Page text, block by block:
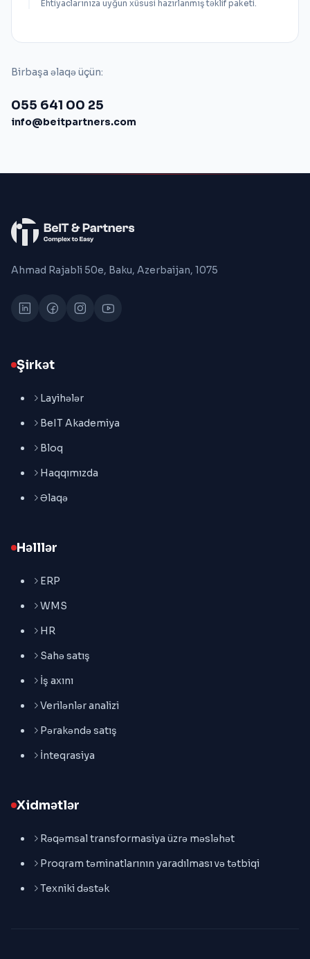
Ehtiyaclarınıza uyğun xüsusi hazırlanmış təklif paketi.
Birbaşa əlaqə üçün:
055 641 00 25
info@beitpartners.com
Ahmad Rajabli 50e, Baku, Azerbaijan, 1075
Şirkət
Layihələr
BeIT Akademiya
Bloq
Haqqımızda
Əlaqə
Həlllər
ERP
WMS
HR
Sahə satış
İş axını
Verilənlər analizi
Pərakəndə satış
İnteqrasiya
Xidmətlər
Rəqəmsal transformasiya üzrə məsləhət
Proqram təminatlarının yaradılması və tətbiqi
Texniki dəstək